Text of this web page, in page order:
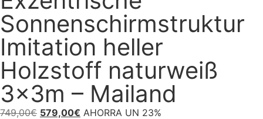
Sonnenschirmstruktur
Imitation heller
Holzstoff naturweiß
3x3m – Mailand
749,00€ 579,00€ AHORRA UN 23%